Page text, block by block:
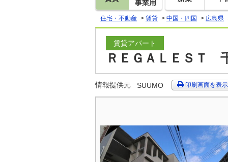
事業用
住宅・不動産 > 賃貸 > 中国・四国 > 広島県
賃貸アパート
ＲＥＧＡＬＥＳＴ
情報提供元 SUUMO 印刷画面を表示